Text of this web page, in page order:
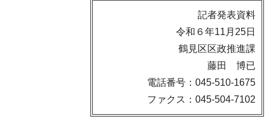
記者発表資料
令和６年11月25日
鶴見区区政推進課
藤田 博已
電話番号：045-510-1675
ファクス：045-504-7102